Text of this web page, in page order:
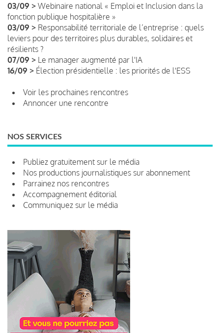
03/09 > Webinaire national « Emploi et Inclusion dans la
fonction publique hospitalière »
03/09 > Responsabilité territoriale de l’entreprise : quels
leviers pour des territoires plus durables, solidaires et
résilients ?
07/09 > Le manager augmenté par l'IA
16/09 > Élection présidentielle : les priorités de l'ESS
Voir les prochaines rencontres
Annoncer une rencontre
NOS SERVICES
Publiez gratuitement sur le média
Nos productions journalistiques sur abonnement
Parrainez nos rencontres
Accompagnement éditorial
Communiquez sur le média